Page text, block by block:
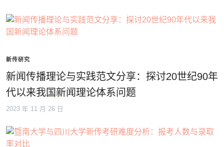
新传研究
新闻传播理论与实践范文分享：探讨20世纪90年
代以来我国新闻理论体系问题
2023 年 11 月 26 日